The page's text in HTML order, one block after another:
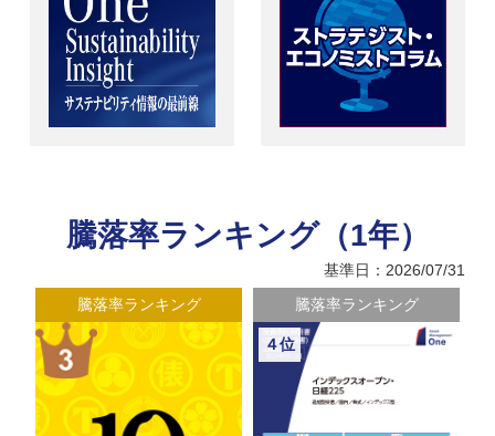
騰落率ランキング（1年）
基準日：2026/07/31
騰落率ランキング 騰落率ランキング
４位